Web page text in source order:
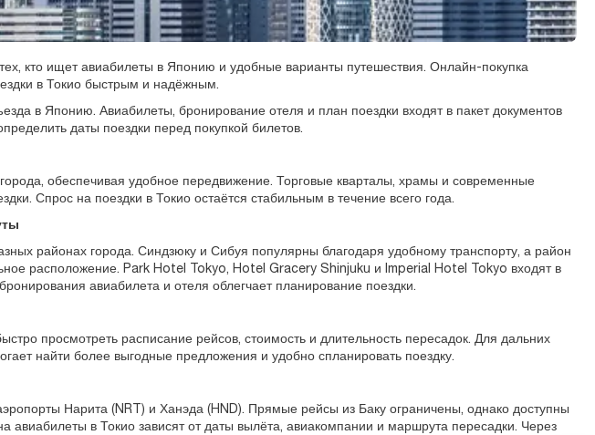
Нарита (NRT) и Ханэда (HND). Прямые рейсы из Баку ограничены, однако доступны
авиабилеты в Токио зависят от даты вылёта, авиакомпании и маршрута пересадки. Через
просмотреть расписание рейсов, стоимость и длительность пересадок. Для дальних
найти более выгодные предложения и удобно спланировать поездку.
районах города. Синдзюку и Сибуя популярны благодаря удобному транспорту, а район
расположение. Park Hotel Tokyo, Hotel Gracery Shinjuku и Imperial Hotel Tokyo входят в
авиабилета и отеля облегчает планирование поездки.
обеспечивая удобное передвижение. Торговые кварталы, храмы и современные
Спрос на поездки в Токио остаётся стабильным в течение всего года.
в Японию. Авиабилеты, бронирование отеля и план поездки входят в пакет документов
даты поездки перед покупкой билетов.
кто ищет авиабилеты в Японию и удобные варианты путешествия. Онлайн-покупка
в Токио быстрым и надёжным.